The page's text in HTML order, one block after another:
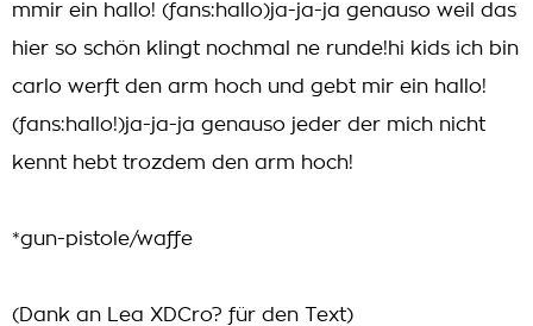
mmir ein hallo! (fans:hallo)ja-ja-ja genauso weil das
hier so schön klingt nochmal ne runde!hi kids ich bin
carlo werft den arm hoch und gebt mir ein hallo!
(fans:hallo!)ja-ja-ja genauso jeder der mich nicht
kennt hebt trozdem den arm hoch!
*gun-pistole/waffe
(Dank an Lea XDCro? für den Text)